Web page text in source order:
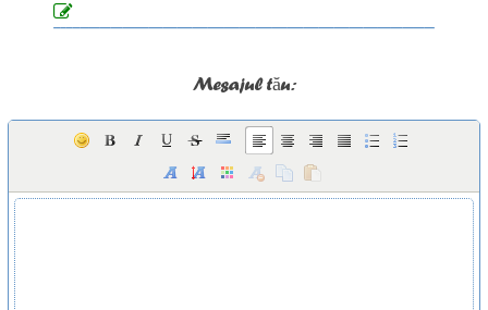
Mesajul tău: